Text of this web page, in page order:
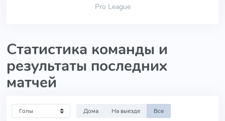
Pro League
Статистика команды и
результаты последних
матчей
Дома На выезде Все